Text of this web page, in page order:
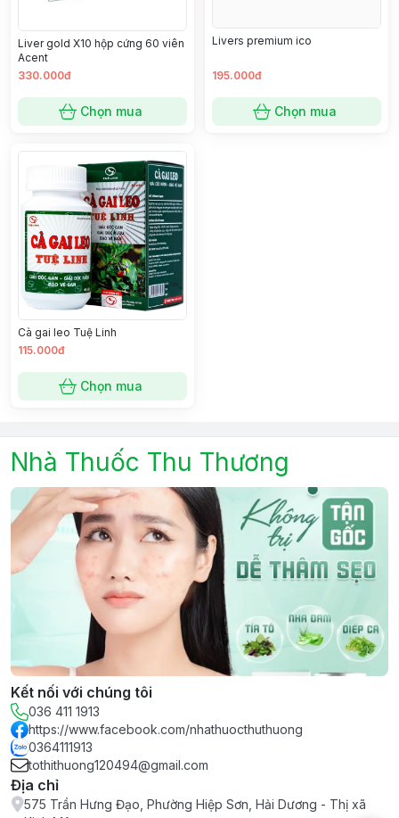
Liver gold X10 hộp cứng 60 viên
Acent
330.000đ
Chọn mua
Livers premium ico
195.000đ
Chọn mua
Cà gai leo Tuệ Linh
115.000đ
Chọn mua
Nhà Thuốc Thu Thương
Kết nối với chúng tôi
036 411 1913
https://www.facebook.com/nhathuocthuthuong
0364111913
tothithuong120494@gmail.com
Địa chỉ
575 Trần Hưng Đạo, Phường Hiệp Sơn, Hải Dương - Thị xã